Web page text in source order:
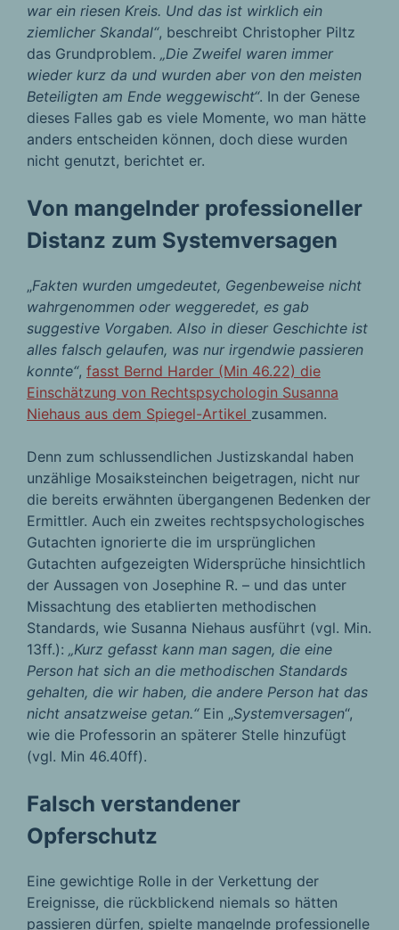
war ein riesen Kreis. Und das ist wirklich ein
ziemlicher Skandal“, beschreibt Christopher Piltz
das Grundproblem. „Die Zweifel waren immer
wieder kurz da und wurden aber von den meisten
Beteiligten am Ende weggewischt“. In der Genese
dieses Falles gab es viele Momente, wo man hätte
anders entscheiden können, doch diese wurden
nicht genutzt, berichtet er.
Von mangelnder professioneller
Distanz zum Systemversagen
„Fakten wurden umgedeutet, Gegenbeweise nicht
wahrgenommen oder weggeredet, es gab
suggestive Vorgaben. Also in dieser Geschichte ist
alles falsch gelaufen, was nur irgendwie passieren
konnte“, fasst Bernd Harder (Min 46.22) die
Einschätzung von Rechtspsychologin Susanna
Niehaus aus dem Spiegel-Artikel zusammen.
Denn zum schlussendlichen Justizskandal haben
unzählige Mosaiksteinchen beigetragen, nicht nur
die bereits erwähnten übergangenen Bedenken der
Ermittler. Auch ein zweites rechtspsychologisches
Gutachten ignorierte die im ursprünglichen
Gutachten aufgezeigten Widersprüche hinsichtlich
der Aussagen von Josephine R. – und das unter
Missachtung des etablierten methodischen
Standards, wie Susanna Niehaus ausführt (vgl. Min.
13ff.): „Kurz gefasst kann man sagen, die eine
Person hat sich an die methodischen Standards
gehalten, die wir haben, die andere Person hat das
nicht ansatzweise getan.“Ein „Systemversagen“,
wie die Professorin an späterer Stelle hinzufügt
(vgl. Min 46.40ff).
Falsch verstandener
Opferschutz
Eine gewichtige Rolle in der Verkettung der
Ereignisse, die rückblickend niemals so hätten
passieren dürfen, spielte mangelnde professionelle